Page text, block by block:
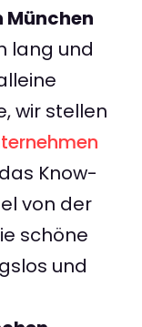
München
lang und
wir stellen
Know-
von der
schöne
und